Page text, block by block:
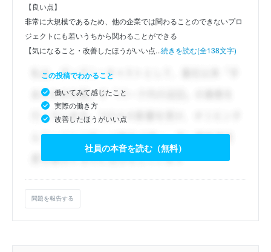
【良い点】
非常に大規模であるため、他の企業では関わることのできないプロ
ジェクトにも若いうちから関わることができる
【気になること・改善したほうがいい点...続きを読む(全138文字)
この投稿でわかること
働いてみて感じたこと
実際の働き方
改善したほうがいい点
社員の本音を読む（無料）
問題を報告する